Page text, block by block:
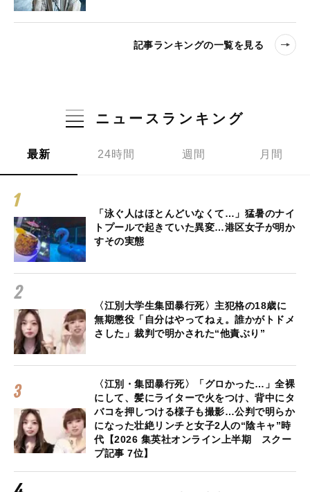
記事ランキングの一覧を見る
ニュースランキング
最新 24時間 週間 月間
「泳ぐ人はほとんどいなくて…」猛暑のナイ
トプールで起きていた異変…港区女子が明か
すその実態
〈江別大学生集団暴行死〉主犯格の18歳に
無期懲役「自分はやってねぇ。誰かがトドメ
さした」裁判で明かされた“他責ぶり”
〈江別・集団暴行死〉「グロかった…」全裸
にして、髪にライターで火をつけ、背中にタ
バコを押しつける様子も撮影…公判で明らか
になった壮絶リンチと女子2人の“陰キャ”時
代【2026 集英社オンライン上半期 スクー
プ記事 7位】